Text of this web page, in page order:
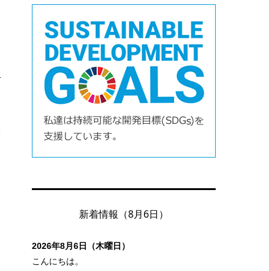
新着情報（8月6日）
2026年8月6日（木曜日）
こんにちは。